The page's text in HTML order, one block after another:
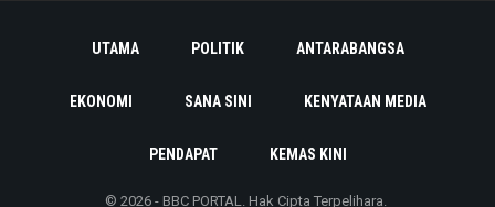
UTAMA POLITIK ANTARABANGSA
EKONOMI SANA SINI KENYATAAN MEDIA
PENDAPAT KEMAS KINI
© 2026 - BBC PORTAL. Hak Cipta Terpelihara.